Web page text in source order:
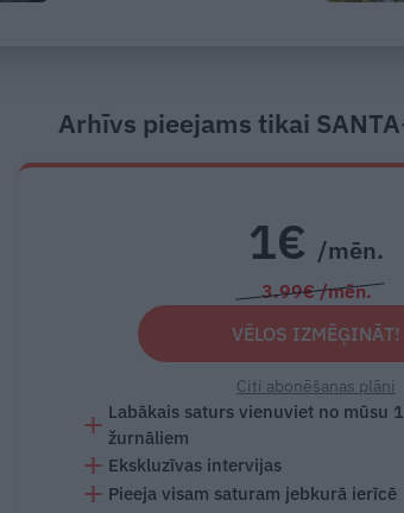
Arhīvs pieejams tikai
1€ /mēn.
3.99€ /mēn.
VĒLOS IZMĒĢINĀT!
Citi abonēšanas plāni
Labākais saturs vienuviet no mūsu
žurnāliem
Ekskluzīvas intervijas
Pieeja visam saturam jebkurā ierīcē